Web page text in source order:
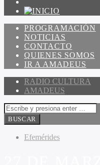
PROGRAMACIÓN
NOTICIAS
CONTACTO
QUIENES SOMOS
IR A AMADEUS
RADIO CULTURA
AMADEUS
Efemérides